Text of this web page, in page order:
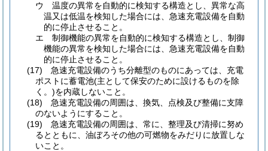
ウ
温度の異常を自動的に検知する構造とし、異常な高
温又は低温を検知した場合には、急速充電設備を自動
的に停止させること。
エ
制御機能の異常を自動的に検知する構造とし、制御
機能の異常を検知した場合には、急速充電設備を自動
的に停止させること。
(17)
急速充電設備のうち分離型のものにあっては、充電
ポストに蓄電池(主として保安のために設けるものを除
く。)を内蔵しないこと。
(18)
急速充電設備の周囲は、換気、点検及び整備に支障
のないようにすること。
(19)
急速充電設備の周囲は、常に、整理及び清掃に努め
るとともに、油ぼろその他の可燃物をみだりに放置しな
いこと。